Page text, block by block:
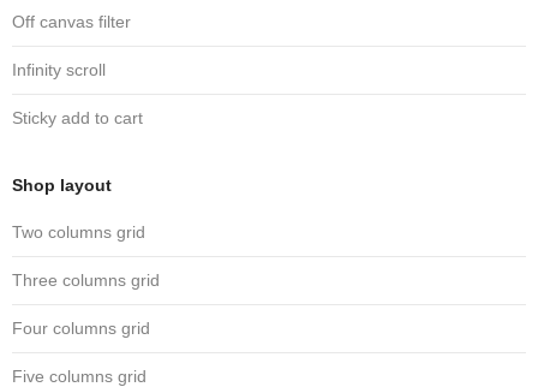
Off canvas filter
Infinity scroll
Sticky add to cart
Shop layout
Two columns grid
Three columns grid
Four columns grid
Five columns grid